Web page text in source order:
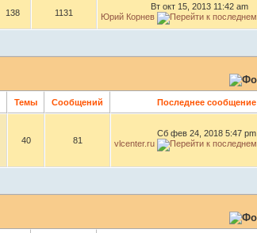
138 1131
Вт окт 15, 2013 11:42 am
Юрий Корнев
Темы Сообщений Последнее сообщение
40 81
Сб фев 24, 2018 5:47 pm
vlcenter.ru